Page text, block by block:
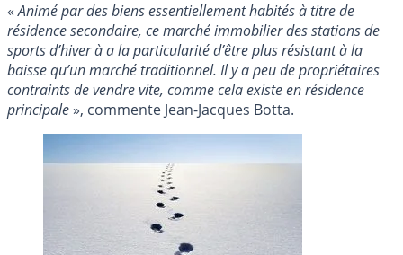
«Animé par des biens essentiellement habités à titre de
résidence secondaire, ce marché immobilier des stations de
sports d’hiver à a la particularité d’être plus résistant à la
baisse qu’un marché traditionnel. Il y a peu de propriétaires
contraints de vendre vite, comme cela existe en résidence
principale», commente Jean-Jacques Botta.